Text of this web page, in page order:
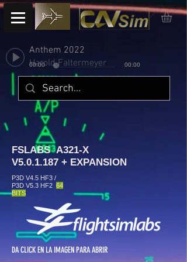
Anthem 2022
Harold Faltermeyer
00:00 00:00
FSLABSA321-X
V5.0.1.187 + EXPANSION
P3D V4.5 HF3 /
P3D V5.3 HF2 64
BITS
DA CLICK EN LA IMAGEN PARA ABRIR